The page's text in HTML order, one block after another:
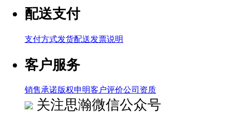
配送支付
支付方式发货配送发票说明
客户服务
销售承诺版权申明客户评价公司资质
关注思瀚微信公众号